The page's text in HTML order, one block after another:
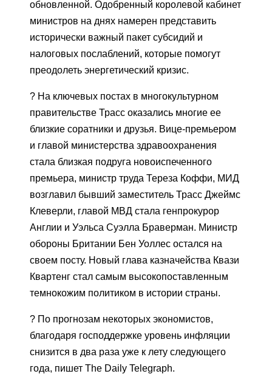
обновленной. Одобренный королевой кабинет
министров на днях намерен представить
исторически важный пакет субсидий и
налоговых послаблений, которые помогут
преодолеть энергетический кризис.
? На ключевых постах в многокультурном
правительстве Трасс оказались многие ее
близкие соратники и друзья. Вице-премьером
и главой министерства здравоохранения
стала близкая подруга новоиспеченного
премьера, министр труда Тереза Коффи, МИД
возглавил бывший заместитель Трасс Джеймс
Клеверли, главой МВД стала генпрокурор
Англии и Уэльса Суэлла Браверман. Министр
обороны Британии Бен Уоллес остался на
своем посту. Новый глава казначейства Квази
Квартенг стал самым высокопоставленным
темнокожим политиком в истории страны.
? По прогнозам некоторых экономистов,
благодаря господдержке уровень инфляции
снизится в два раза уже к лету следующего
года, пишет The Daily Telegraph.